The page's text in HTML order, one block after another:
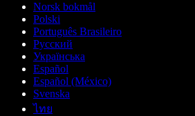
Norsk bokmål
Polski
Português Brasileiro
Русский
Українська
Español
Español (México)
Svenska
ไทย